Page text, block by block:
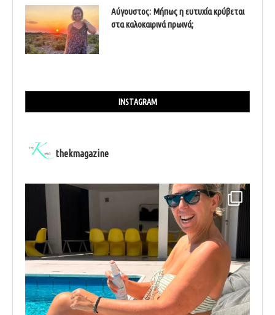
Αύγουστος: Μήπως η ευτυχία κρύβεται
στα καλοκαιρινά πρωινά;
INSTAGRAM
thekmagazine